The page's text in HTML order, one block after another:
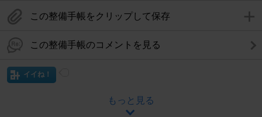
この整備手帳をクリップして保存
この整備手帳のコメントを見る
イイね！
もっと見る